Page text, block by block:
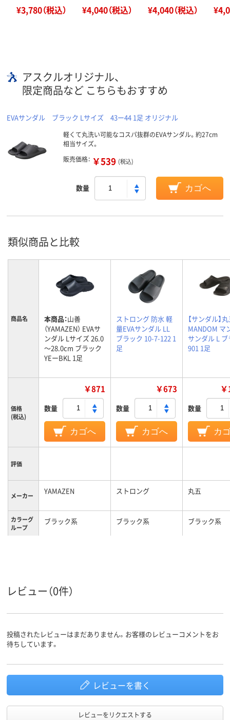
¥3,780（税込） ¥4,040（税込） ¥4,040（税込）
アスクルオリジナル、
限定商品など こちらもおすすめ
EVAサンダル ブラック Lサイズ 43ー44 1足 オリジナル
軽くて丸洗い可能なコスパ抜群のEVAサンダル。約27cm
相当サイズ。
販売価格： ￥539 (税込)
数量 カゴへ
類似商品と比較
商品名 本商品：山善
（YAMAZEN） EVAサ
ンダル Lサイズ 26.0
～28.0cm ブラック
YEーBKL 1足
ストロング 防水 軽
量EVAサンダル LL
ブラック 10-7-122 1
足
【サンダル】
MANDOM マ
サンダル L
901 1足
価格
(税込)
￥871
数量
カゴへ
￥673
数量
カゴへ
数量
カ
評価
メーカー YAMAZEN ストロング 丸五
カラーグ
ループ
ブラック系 ブラック系 ブラック系
レビュー（0件）
投稿されたレビューはまだありません。お客様のレビューコメントをお
待ちしています。
レビューを書く
レビューをリクエストする